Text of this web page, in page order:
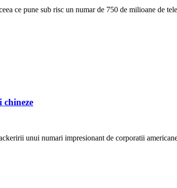
ce pune sub risc un numar de 750 de milioane de
unui numari impresionant de corporatii